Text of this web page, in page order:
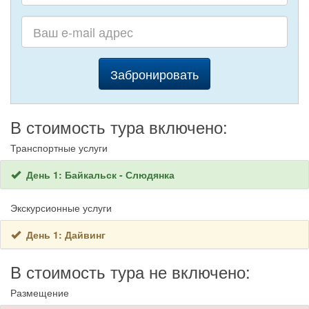
Событийный календарь Южного Прибайкалья
Забронировать
В стоимость тура включено:
Транспортные услуги
День 1: Байкальск - Слюдянка
Экскурсионные услуги
День 1: Дайвинг
В стоимость тура не включено:
Размещение